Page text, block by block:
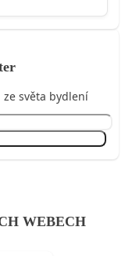
světa bydlení
WEBECH